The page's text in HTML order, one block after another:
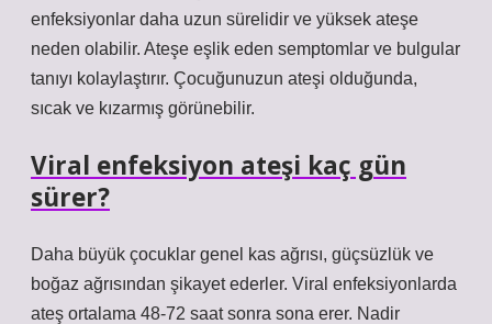
enfeksiyonlar daha uzun sürelidir ve yüksek ateşe
neden olabilir. Ateşe eşlik eden semptomlar ve bulgular
tanıyı kolaylaştırır. Çocuğunuzun ateşi olduğunda,
sıcak ve kızarmış görünebilir.
Viral enfeksiyon ateşi kaç gün
sürer?
Daha büyük çocuklar genel kas ağrısı, güçsüzlük ve
boğaz ağrısından şikayet ederler. Viral enfeksiyonlarda
ateş ortalama 48-72 saat sonra sona erer. Nadir